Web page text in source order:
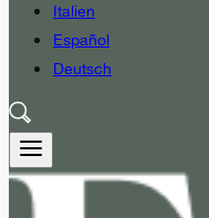
Italien
Español
Deutsch